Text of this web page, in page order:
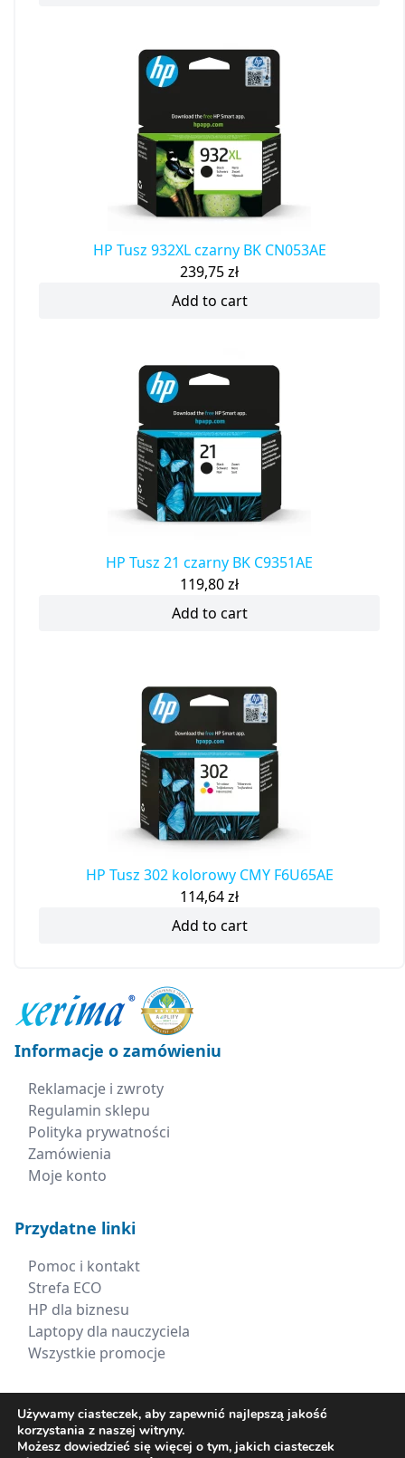
HP Tusz 932XL czarny BK CN053AE
239,75zł
Add to cart
HP Tusz 21 czarny BK C9351AE
119,80zł
Add to cart
HP Tusz 302 kolorowy CMY F6U65AE
114,64zł
Add to cart
Informacje o zamówieniu
Reklamacje i zwroty
Regulamin sklepu
Polityka prywatności
Zamówienia
Moje konto
Przydatne linki
Pomoc i kontakt
Strefa ECO
HP dla biznesu
Laptopy dla nauczyciela
Wszystkie promocje
Kontakt
+48 660 538 617
Używamy ciasteczek, aby zapewnić najlepszą jakość
korzystania z naszej witryny.
Możesz dowiedzieć się więcej o tym, jakich ciasteczek